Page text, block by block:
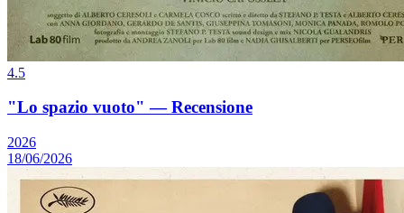
4.5
"Lo spazio vuoto" — Recensione
2026
18/06/2026